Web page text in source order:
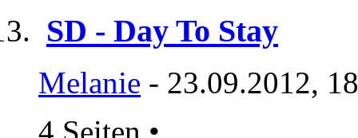
SD - Day To Stay
Melanie - 23.09.2012,
4 Seiten •